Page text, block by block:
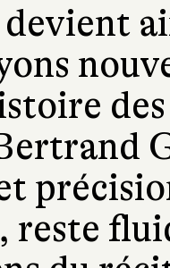
devient
reste